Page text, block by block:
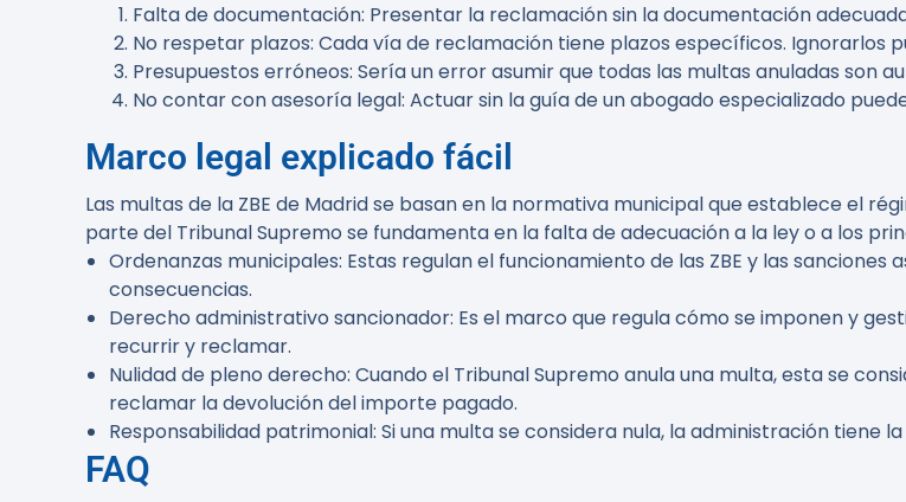
Falta de documentación: Presentar la reclamación sin la documentación
No respetar plazos: Cada vía de reclamación tiene plazos específicos. Ignorarlos
Presupuestos erróneos: Sería un error asumir que todas las multas anuladas son
No contar con asesoría legal: Actuar sin la guía de un abogado especializado
Marco legal explicado fácil
Las multas de la ZBE de Madrid se basan en la normativa municipal que establece el
parte del Tribunal Supremo se fundamenta en la falta de adecuación a la ley o a los
Ordenanzas municipales: Estas regulan el funcionamiento de las ZBE y las
consecuencias.
Derecho administrativo sancionador: Es el marco que regula cómo se imponen y
recurrir y reclamar.
Nulidad de pleno derecho: Cuando el Tribunal Supremo anula una multa, esta se
reclamar la devolución del importe pagado.
Responsabilidad patrimonial: Si una multa se considera nula, la administración
FAQ